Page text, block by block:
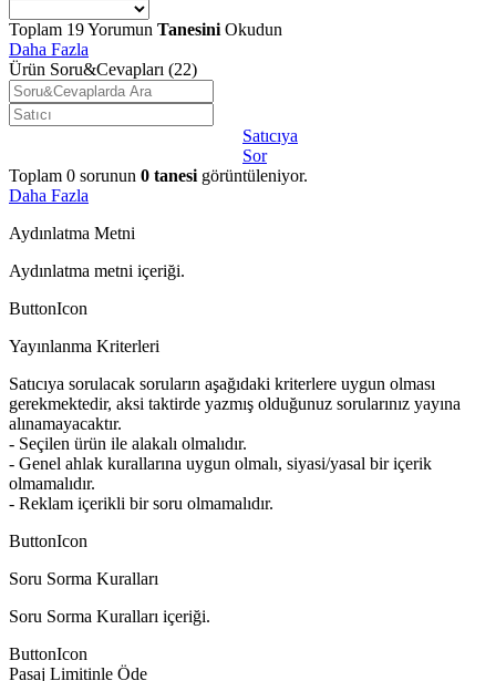
Toplam 19Yorumun Tanesini Okudun
Daha Fazla
Ürün Soru&Cevapları (22)
Satıcıya
Sor
Toplam 0 sorunun 0 tanesi görüntüleniyor.
Daha Fazla
Aydınlatma Metni
Aydınlatma metni içeriği.
ButtonIcon
Yayınlanma Kriterleri
Satıcıya sorulacak soruların aşağıdaki kriterlere uygun olması
gerekmektedir, aksi taktirde yazmış olduğunuz sorularınız yayına
alınamayacaktır.
- Seçilen ürün ile alakalı olmalıdır.
- Genel ahlak kurallarına uygun olmalı, siyasi/yasal bir içerik
olmamalıdır.
- Reklam içerikli bir soru olmamalıdır.
ButtonIcon
Soru Sorma Kuralları
Soru Sorma Kuralları içeriği.
ButtonIcon
Pasaj Limitinle Öde